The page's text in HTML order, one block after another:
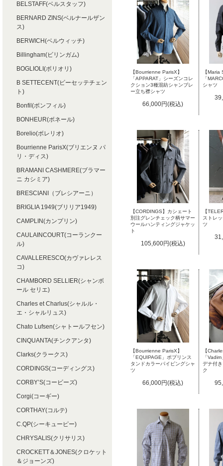
【Bourrienne ParisX】
「APPARAT」シーズンコレ
クション3種混紡シャンブレ
ー立ち襟シャツ
66,000円(税込)
【
「
シャツ
【CORDINGS】カシェート
別注グレンチェック柄サマー
ウールハンティングジャケッ
ト
105,600円(税込)
【
ストレ
ツ
【Bourrienne ParisX】
「EQUIPAGE」ポプリンス
タンドカラーパイピングシャ
ツ
66,000円(税込)
【
「
デナ付
ク
BELSTAFF(ベルスタッフ)
BERNARD ZINS(ベルナールザン
ス)
BERWICH(ベルウィッチ)
Billingham(ビリンガム)
BOGLIOLI(ボリオリ)
B SETTECENT(ビーセッテチェン
ト)
Bonfil(ボンフィル)
BONHEUR(ボネール)
Borelio(ボレリオ)
Bourrienne ParisX(ブリエンヌ パ
リ・ディス)
BRAMANI CASHMERE(ブラマー
ニ カシミア)
BRESCIANI（ブレシアーニ）
BRIGLIA 1949(ブリリア1949)
CAMPLIN(カンプリン)
CAULAINCOURT(コーランクー
ル)
CAVALLERESCO(カヴァレレス
コ)
CHAMBORD SELLIER(シャンボ
ール セリエ)
Charles et Charlus(シャルル・
エ・シャルリュス)
Chato Lufsen(シャトールフセン)
CINQUANTA(チンクアンタ)
Clarks(クラークス)
CORDINGS(コーディングス)
CORBY’S(コービーズ)
Corgi(コーギー)
CORTHAY(コルテ)
C.QP(シーキューピー)
CHRYSALIS(クリサリス)
CROCKETT＆JONES(クロケット
＆ジョーンズ)